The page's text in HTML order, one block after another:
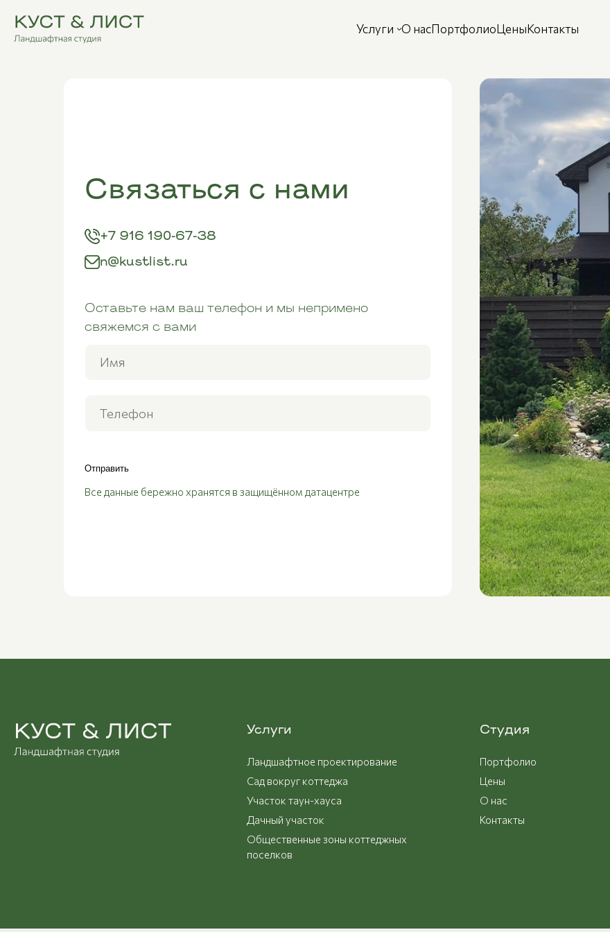
Услуги О насПортфолиоЦеныКонтакты
Связаться с нами
+7 916 190-67-38
n@kustlist.ru
Оставьте нам ваш телефон и мы непримено
свяжемся с вами
Отправить
Все данные бережно хранятся в защищённом датацентре
Услуги
Ландшафтное проектирование
Сад вокруг коттеджа
Участок таун-хауса
Дачный участок
Общественные зоны коттеджных
поселков
Студия
Портфолио
Цены
О нас
Контакты